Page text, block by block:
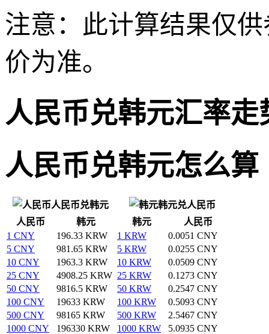
注意：此计算结果仅
价为准。
人民币兑韩元汇率走
人民币兑韩元怎么算
人民币兑韩元
韩元兑人民币
人民币
韩元 韩元
人民币
1 CNY
196.33 KRW 1 KRW
0.0051 CNY
5 CNY
981.65 KRW 5 KRW
0.0255 CNY
10 CNY
1963.3 KRW 10 KRW
0.0509 CNY
25 CNY
4908.25 KRW 25 KRW
0.1273 CNY
50 CNY
9816.5 KRW 50 KRW
0.2547 CNY
100 CNY
19633 KRW 100 KRW
0.5093 CNY
500 CNY
98165 KRW 500 KRW
2.5467 CNY
1000 CNY
196330 KRW 1000 KRW
5.0935 CNY